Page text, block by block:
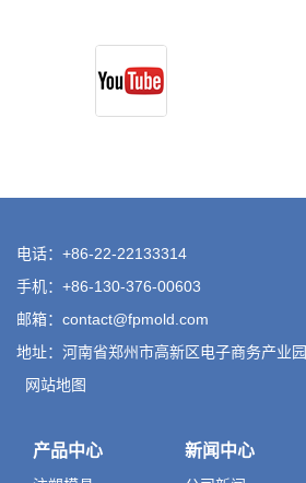
电话：+86-22-22133314
手机：+86-130-376-00603
邮箱： contact@fpmold.com
地址：河南省郑州市高新区电子商务产业园
网站地图
产品中心 新闻中心